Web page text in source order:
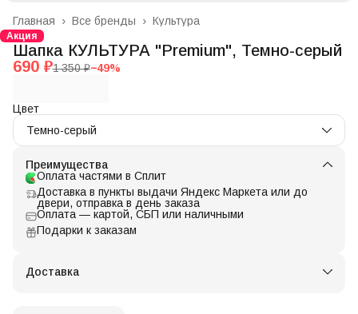
Культура
Все бренды ›
Главная ›
Акция
Шапка КУЛЬТУРА "Premium", Темно-серый
690 ₽1 350 ₽−49%
Цвет
Темно-серый
Преимущества
Оплата частями в Сплит
Доставка в пункты выдачи Яндекс Маркета или до
двери, отправка в день заказа
Оплата — картой, СБП или наличными
Подарки к заказам
Доставка